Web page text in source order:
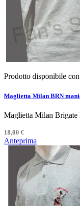
Prodotto disponibile
Maglietta Milan BRN
Maglietta Milan Brigate
18,00 €
Anteprima